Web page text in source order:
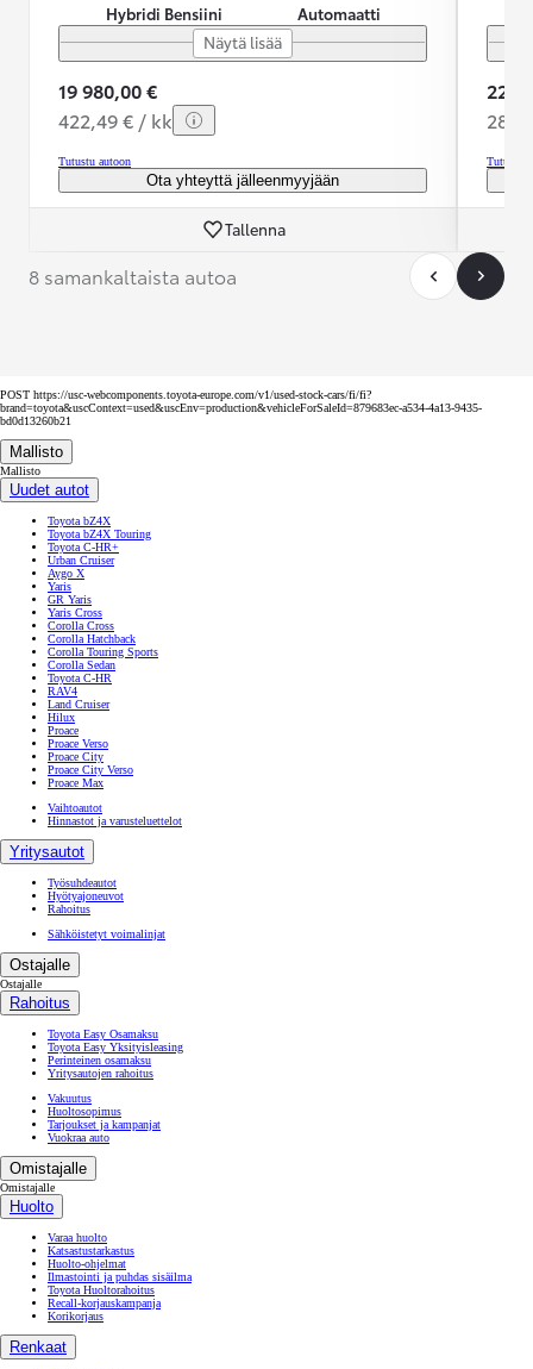
Hybridi Bensiini
Automaatti
Näytä lisää
19 980,00 €
422,49 € / kk
Tutustu autoon
Ota yhteyttä jälleenmyyjään
Tallenna
22
Tutustu
8 samankaltaista autoa
POST https://usc-webcomponents.toyota-europe.com/v1/used-stock-cars/fi/fi?
brand=toyota&uscContext=used&uscEnv=production&vehicleForSaleId=879683ec-a534-4a13-9435-
bd0d13260b21
Mallisto
Mallisto
Uudet autot
Toyota bZ4X
Toyota bZ4X Touring
Toyota C-HR+
Urban Cruiser
Aygo X
Yaris
GR Yaris
Yaris Cross
Corolla Cross
Corolla Hatchback
Corolla Touring Sports
Corolla Sedan
Toyota C-HR
RAV4
Land Cruiser
Hilux
Proace
Proace Verso
Proace City
Proace City Verso
Proace Max
Vaihtoautot
Hinnastot ja varusteluettelot
Yritysautot
Työsuhdeautot
Hyötyajoneuvot
Rahoitus
Sähköistetyt voimalinjat
Ostajalle
Ostajalle
Rahoitus
Toyota Easy Osamaksu
Toyota Easy Yksityisleasing
Perinteinen osamaksu
Yritysautojen rahoitus
Vakuutus
Huoltosopimus
Tarjoukset ja kampanjat
Vuokraa auto
Omistajalle
Omistajalle
Huolto
Varaa huolto
Katsastustarkastus
Huolto-ohjelmat
Ilmastointi ja puhdas sisäilma
Toyota Huoltorahoitus
Recall-korjauskampanja
Korikorjaus
Renkaat